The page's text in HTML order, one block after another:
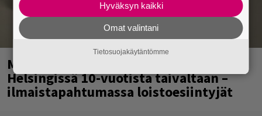
Mainio ohjelmatoimisto juhlii
Helsingissä 10-vuotista taivaltaan –
ilmaistapahtumassa loistoesiintyjät
Hyväksyn kaikki
Omat valintani
Tietosuojakäytäntömme